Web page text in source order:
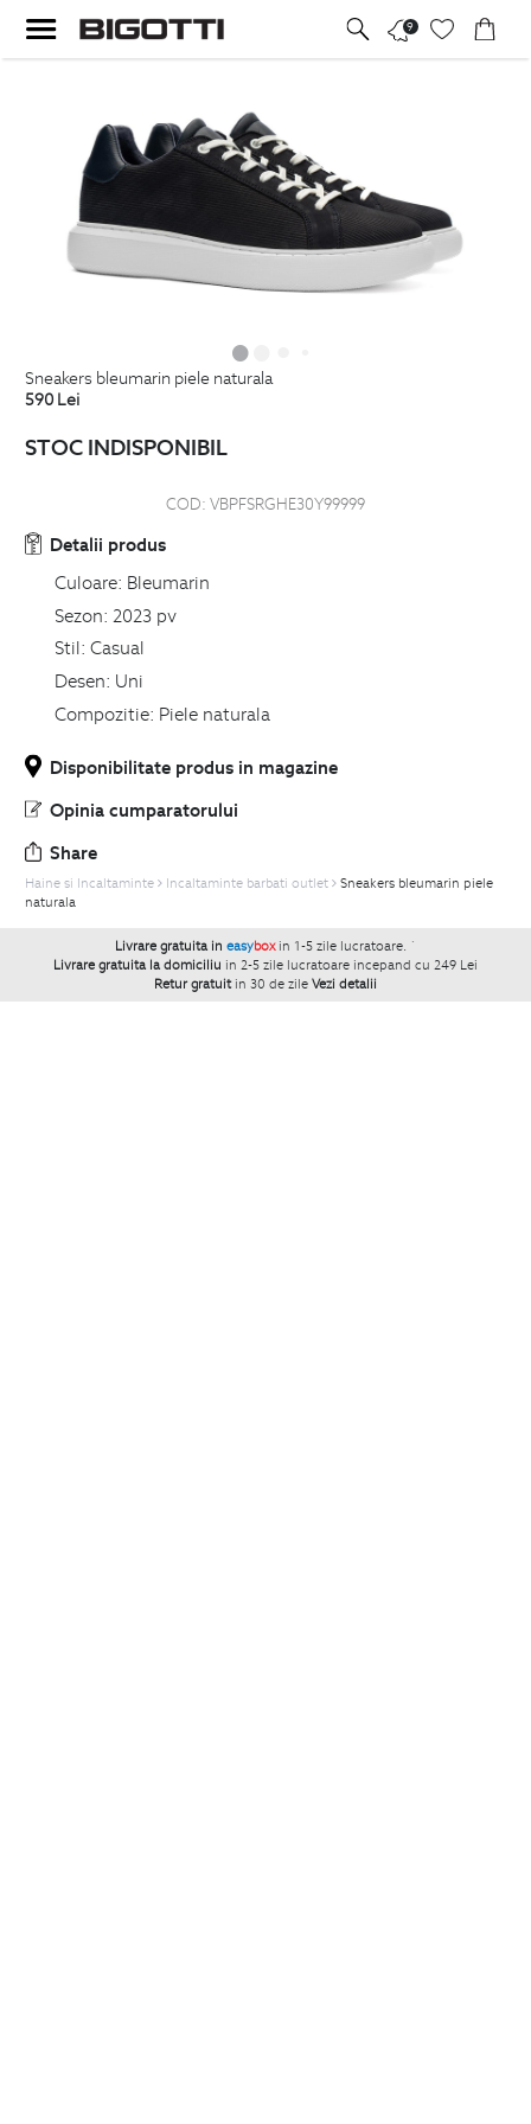
9
sneakers bleumarin piele naturala
590 Lei
STOC INDISPONIBIL
COD: VBPFSRGHE30Y99999
Detalii produs
Culoare: Bleumarin
Sezon: 2023 pv
Stil: Casual
Desen: Uni
Compozitie: Piele naturala
Disponibilitate produs in magazine
Opinia cumparatorului
Share
Haine si Incaltaminte Incaltaminte barbati outlet
Sneakers bleumarin piele
naturala
Livrare gratuita in easybox in 1-5 zile lucratoare. `
Livrare gratuita la domiciliu in 2-5 zile lucratoare incepand cu 249 Lei
Retur gratuit in 30 de zile Vezi detalii